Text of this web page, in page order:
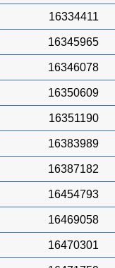
16334411
16345965
16346078
16350609
16351190
16383989
16387182
16454793
16469058
16470301